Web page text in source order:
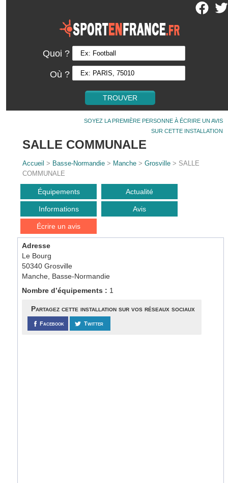
Quoi ?
Où ?
SOYEZ LA PREMIÈRE PERSONNE À ÉCRIRE UN AVIS
SUR CETTE INSTALLATION
SALLE COMMUNALE
Accueil > Basse-Normandie > Manche >Grosville > SALLE
COMMUNALE
Équipements Actualité
Informations Avis
Écrire un avis
Adresse
Le Bourg
50340 Grosville
Manche, Basse-Normandie
Nombre d’équipements : 1
Partagez cette installation sur vos réseaux sociaux
Facebook Twitter